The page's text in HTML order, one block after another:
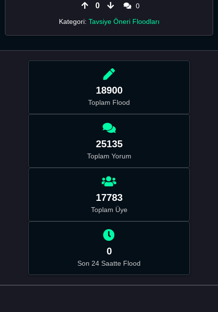
0
0
Kategori: Tavsiye Öneri Floodları
18900
Toplam Flood
25135
Toplam Yorum
17783
Toplam Üye
0
Son 24 Saatte Flood